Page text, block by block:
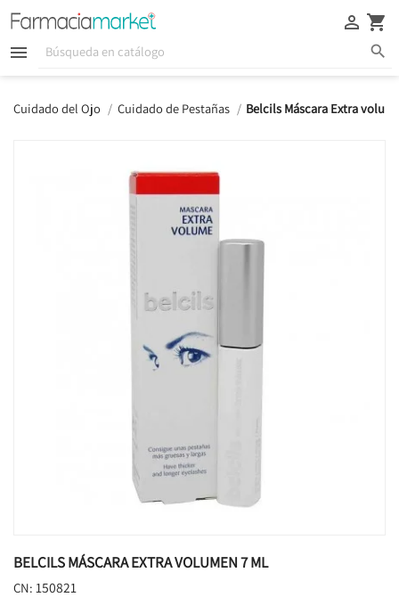
  
 
Cuidado del Ojo Cuidado de Pestañas Belcils Máscara Extra
BELCILS MÁSCARA EXTRA VOLUMEN 7 ML
CN: 150821